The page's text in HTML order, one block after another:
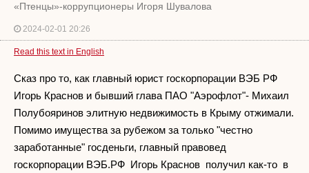
«Птенцы»-коррупционеры Игоря Шувалова
2024-02-01 20:26
Read this text in English
Сказ про то, как главный юрист госкорпорации ВЭБ РФ
Игорь Краснов и бывший глава ПАО "Аэрофлот"- Михаил
Полубояринов элитную недвижимость в Крыму отжимали.
Помимо имущества за рубежом за только "честно
заработанные" госденьги, главный правовед
госкорпорации ВЭБ.РФ Игорь Краснов получил как-то в